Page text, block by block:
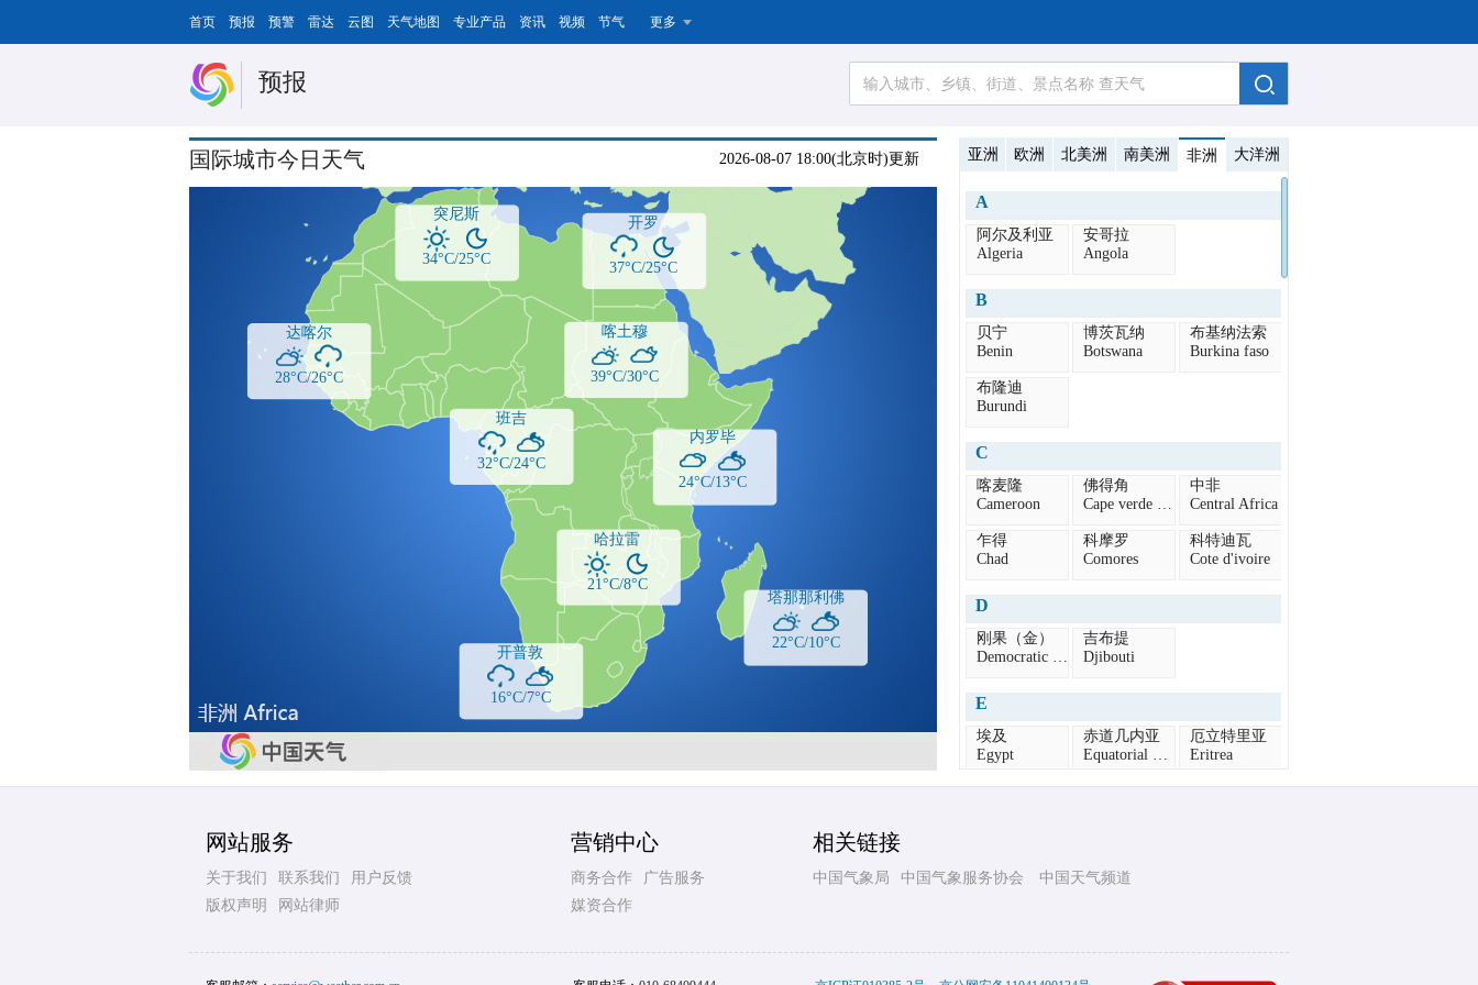
首页 预报 预警 雷达 云图 天气地图 专业产品 资讯 视频 节气 更多
预报
国际城市今日天气 2026-08-07 18:00(北京时)更新
突尼斯
34°C/25°C
达喀尔
28°C/26°C
班吉
32°C/24°C
哈拉雷
21°C/8°C
开普敦
16°C/7°C
塔那那利佛
22°C/10°C
内罗毕
24°C/13°C
喀土穆
39°C/30°C
开罗
37°C/25°C
亚洲 欧洲 北美洲 南美洲 非洲 大洋洲
A
阿尔及利亚
Algeria
安哥拉
Angola
B
贝宁
Benin
博茨瓦纳
Botswana
布基纳法索
Burkina faso
布隆迪
Burundi
C
喀麦隆
Cameroon
佛得角
Cape verde Islands
中非
Central Africa
乍得
Chad
科摩罗
Comores
科特迪瓦
Cote d'ivoire
D
刚果（金）
Democratic Republic of the Congo
吉布提
Djibouti
E
埃及
Egypt
赤道几内亚
Equatorial Guinea
厄立特里亚
Eritrea
埃塞俄比亚
法属法兰西港
G
网站服务
关于我们 联系我们
用户反馈
版权声明
网站律师
营销中心
商务合作
广告服务
媒资合作
相关链接
中国气象局 中国气象服务协会 中国天气频道